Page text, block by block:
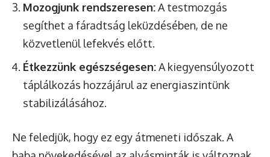
Mozogjunk rendszeresen:A testmozgás
segíthet a fáradtság leküzdésében, de ne
közvetlenül lefekvés előtt.
Étkezzünk egészségesen:A kiegyensúlyozott
táplálkozás hozzájárul az energiaszintünk
stabilizálásához.
Ne feledjük, hogy ez egy átmeneti időszak. A